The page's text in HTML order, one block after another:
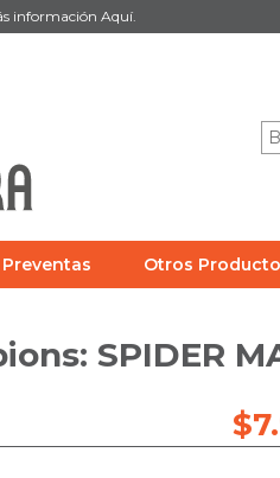
información Aquí.
Preventas Otros
SPIDER
$